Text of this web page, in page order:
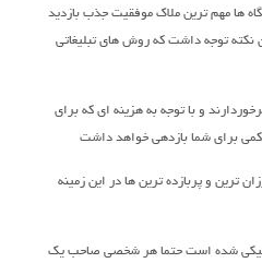
ها مهم ترین ملاک موفقیت جذب بازدید
نکته توجه داشت که روش های تبلیغاتی
و با توجه به هزینه ای که برای
برای شما بازدهی خواهد داشت
ترین و پربازده ترین ها در این زمینه
شده است حتما هر شخصی صاحب یک